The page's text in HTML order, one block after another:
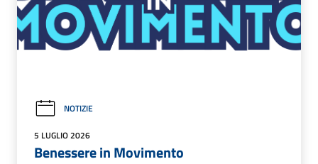
NOTIZIE
5 LUGLIO 2026
Benessere in Movimento